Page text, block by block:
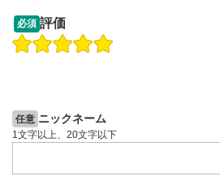
操作説明動画
必須 評価
任意 ニックネーム
1文字以上、20文字以下